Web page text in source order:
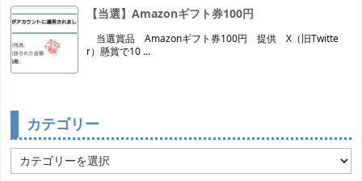
【当選】Amazonギフト券100円
当選賞品 Amazonギフト券100円 提供 X（旧Twitte
r）懸賞で10 ...
カテゴリー
カ
テ